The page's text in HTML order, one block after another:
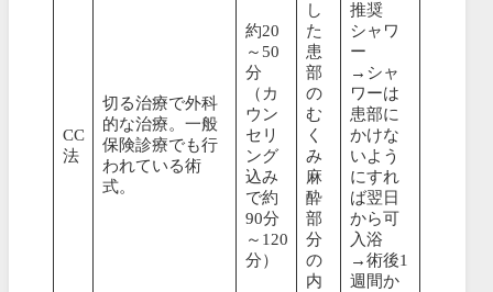
CC
法
切る治療で外科
的な治療。一般
保険診療でも行
われている術
式。
約20
～50
分
（カ
ウン
セリ
ング
込み
で約
90分
～120
分）
し
た
患
部
の
む
く
み
麻
酔
部
分
の
内
推奨
シャワ
ー
→シャ
ワーは
患部に
かけな
いよう
にすれ
ば翌日
から可
入浴
→術後1
週間か